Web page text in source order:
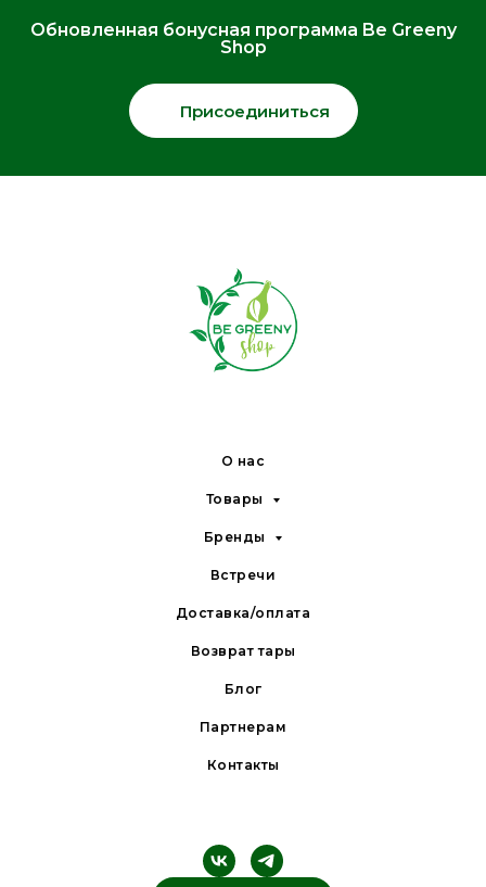
Обновленная бонусная программа Be Greeny
Shop
Присоединиться
О нас
Товары
Бренды
Встречи
Доставка/оплата
Возврат тары
Блог
Партнерам
Контакты